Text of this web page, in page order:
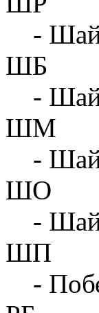
-
ШБ
-
ШМ
-
ШО
-
ШП
-